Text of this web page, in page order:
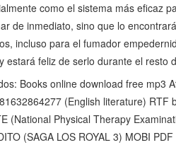
como el sistema más eficaz
de inmediato, sino que lo
incluso para el fumador
estará feliz de serlo durante el resto
Books online download free mp3
(English literature) RTF
(National Physical Therapy
(SAGA LOS ROYAL 3) MOBI